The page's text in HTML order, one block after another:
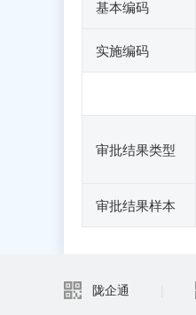
基本编码
实施编码
审批结果类型
审批结果样本
陇企通